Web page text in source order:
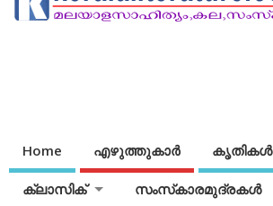
Home എഴുത്തുകാര്‍ കൃതികൾ
ക്ലാസിക് സംസ്‌കാരമുദ്രകള്‍